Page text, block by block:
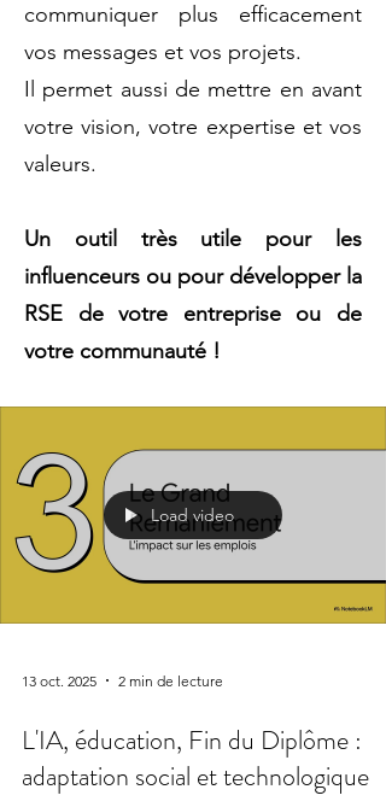
communiquer plus efficacement
vos messages et vos projets.
Il permet aussi de mettre en avant
votre vision, votre expertise et vos
valeurs.
Un outil très utile pour les
influenceurs ou pour développer la
RSE de votre entreprise ou de
votre communauté !
Load video
13 oct. 2025 2 min de lecture
L'IA, éducation, Fin du Diplôme :
adaptation social et technologique